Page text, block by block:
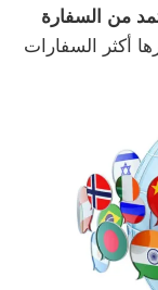
من السفارة
أكثر السفارات